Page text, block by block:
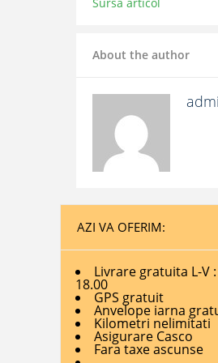
About the author
AZI VA OFERIM:
Livrare gratuita L-V
18.00
GPS gratuit
Anvelope iarna
Kilometri nelimitati
Asigurare Casco
Fara taxe ascunse